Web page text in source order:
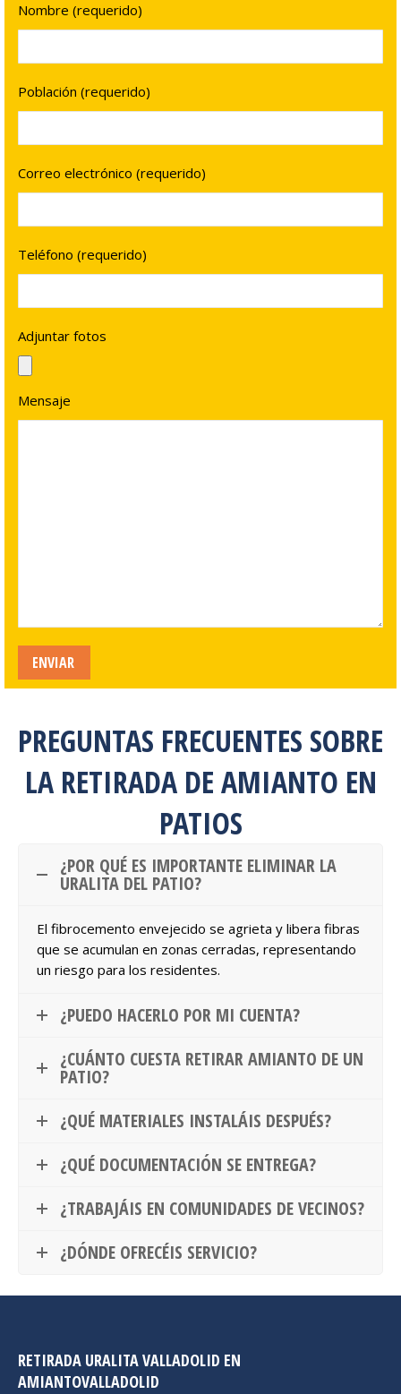
Nombre (requerido)
Población (requerido)
Correo electrónico (requerido)
Teléfono (requerido)
Adjuntar fotos
Mensaje
PREGUNTAS FRECUENTES SOBRE
LA RETIRADA DE AMIANTO EN
PATIOS
¿POR QUÉ ES IMPORTANTE ELIMINAR LA
URALITA DEL PATIO?
El fibrocemento envejecido se agrieta y libera fibras
que se acumulan en zonas cerradas, representando
un riesgo para los residentes.
¿PUEDO HACERLO POR MI CUENTA?
¿CUÁNTO CUESTA RETIRAR AMIANTO DE UN
PATIO?
¿QUÉ MATERIALES INSTALÁIS DESPUÉS?
¿QUÉ DOCUMENTACIÓN SE ENTREGA?
¿TRABAJÁIS EN COMUNIDADES DE VECINOS?
¿DÓNDE OFRECÉIS SERVICIO?
RETIRADA URALITA VALLADOLID EN
AMIANTOVALLADOLID